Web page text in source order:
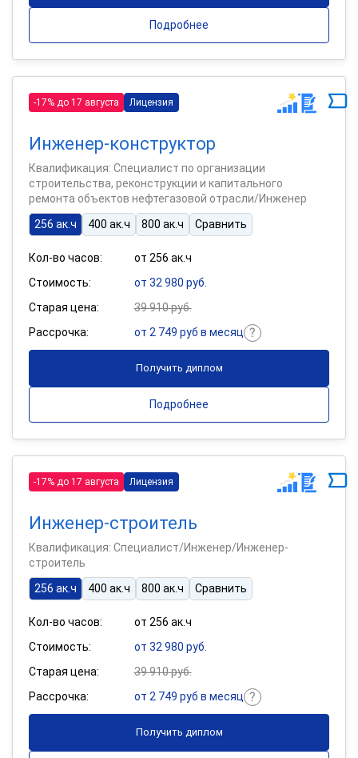
Подробнее
-17% до 17 августа Лицензия
Инженер-конструктор
Квалификация: Специалист по организации
строительства, реконструкции и капитального
ремонта объектов нефтегазовой отрасли/Инженер
256 ак.ч
400 ак.ч 800 ак.ч Сравнить
Кол-во часов:
от 256 ак.ч
Стоимость:
от 32 980 руб.
Старая цена:
39 910 руб.
Рассрочка:
от 2 749 руб в месяц
Получить диплом
Подробнее
-17% до 17 августа Лицензия
Инженер-строитель
Квалификация: Специалист/Инженер/Инженер-
строитель
256 ак.ч
400 ак.ч 800 ак.ч Сравнить
Кол-во часов:
от 256 ак.ч
Стоимость:
от 32 980 руб.
Старая цена:
39 910 руб.
Рассрочка:
от 2 749 руб в месяц
Получить диплом